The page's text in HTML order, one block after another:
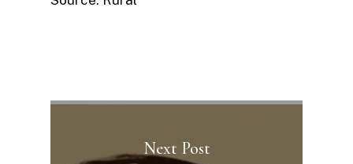
Next Post